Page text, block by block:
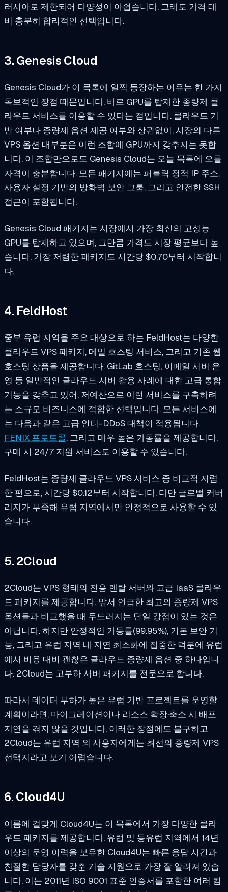
러시아로 제한되어 다양성이 아쉽습니다. 그래도 가격 대
비 충분히 합리적인 선택입니다.
3. Genesis Cloud
Genesis Cloud가 이 목록에 일찍 등장하는 이유는 한 가지
독보적인 장점 때문입니다. 바로 GPU를 탑재한 종량제 클
라우드 서비스를 이용할 수 있다는 점입니다. 클라우드 기
반 여부나 종량제 옵션 제공 여부와 상관없이, 시장의 다른
VPS 옵션 대부분은 이런 조합에 GPU까지 갖추지는 못합
니다. 이 조합만으로도 Genesis Cloud는 오늘 목록에 오를
자격이 충분합니다. 모든 패키지에는 퍼블릭 정적 IP 주소,
사용자 설정 기반의 방화벽 보안 그룹, 그리고 안전한 SSH
접근이 포함됩니다.
Genesis Cloud 패키지는 시장에서 가장 최신의 고성능
GPU를 탑재하고 있으며, 그만큼 가격도 시장 평균보다 높
습니다. 가장 저렴한 패키지도 시간당 $0.70부터 시작합니
다.
4. FeldHost
중부 유럽 지역을 주요 대상으로 하는 FeldHost는 다양한
클라우드 VPS 패키지, 메일 호스팅 서비스, 그리고 기존 웹
호스팅 상품을 제공합니다. GitLab 호스팅, 이메일 서버 운
영 등 일반적인 클라우드 서버 활용 사례에 대한 고급 통합
기능을 갖추고 있어, 저예산으로 이런 서비스를 구축하려
는 소규모 비즈니스에 적합한 선택입니다. 모든 서비스에
는 다음과 같은 고급 안티-DDoS 대책이 적용됩니다.
FENIX 프로토콜, 그리고 매우 높은 가동률을 제공합니다.
구매 시 24/7 지원 서비스도 이용할 수 있습니다.
FeldHost는 종량제 클라우드 VPS 서비스 중 비교적 저렴
한 편으로, 시간당 $0.12부터 시작합니다. 다만 글로벌 커버
리지가 부족해 유럽 지역에서만 안정적으로 사용할 수 있
습니다.
5. 2Cloud
2Cloud는 VPS 형태의 전용 렌탈 서버와 고급 IaaS 클라우
드 패키지를 제공합니다. 앞서 언급한 최고의 종량제 VPS
옵션들과 비교했을 때 두드러지는 단일 강점이 있는 것은
아닙니다. 하지만 안정적인 가동률(99.95%), 기본 보안 기
능, 그리고 유럽 지역 내 지연 최소화에 집중한 덕분에 유럽
에서 비용 대비 괜찮은 클라우드 종량제 옵션 중 하나입니
다. 2Cloud는 고부하 서버 패키지를 전문으로 합니다.
따라서 데이터 부하가 높은 유럽 기반 프로젝트를 운영할
계획이라면, 마이그레이션이나 리소스 확장·축소 시 배포
지연을 겪지 않을 것입니다. 이러한 장점에도 불구하고
2Cloud는 유럽 지역 외 사용자에게는 최선의 종량제 VPS
선택지라고 보기 어렵습니다.
6. Cloud4U
이름에 걸맞게 Cloud4U는 이 목록에서 가장 다양한 클라
우드 패키지를 제공합니다. 유럽 및 동유럽 지역에서 14년
이상의 운영 이력을 보유한 Cloud4U는 빠른 응답 시간과
친절한 담당자를 갖춘 기술 지원으로 가장 잘 알려져 있습
니다. 이는 2011년 ISO 9001 표준 인증서를 포함한 여러 컴